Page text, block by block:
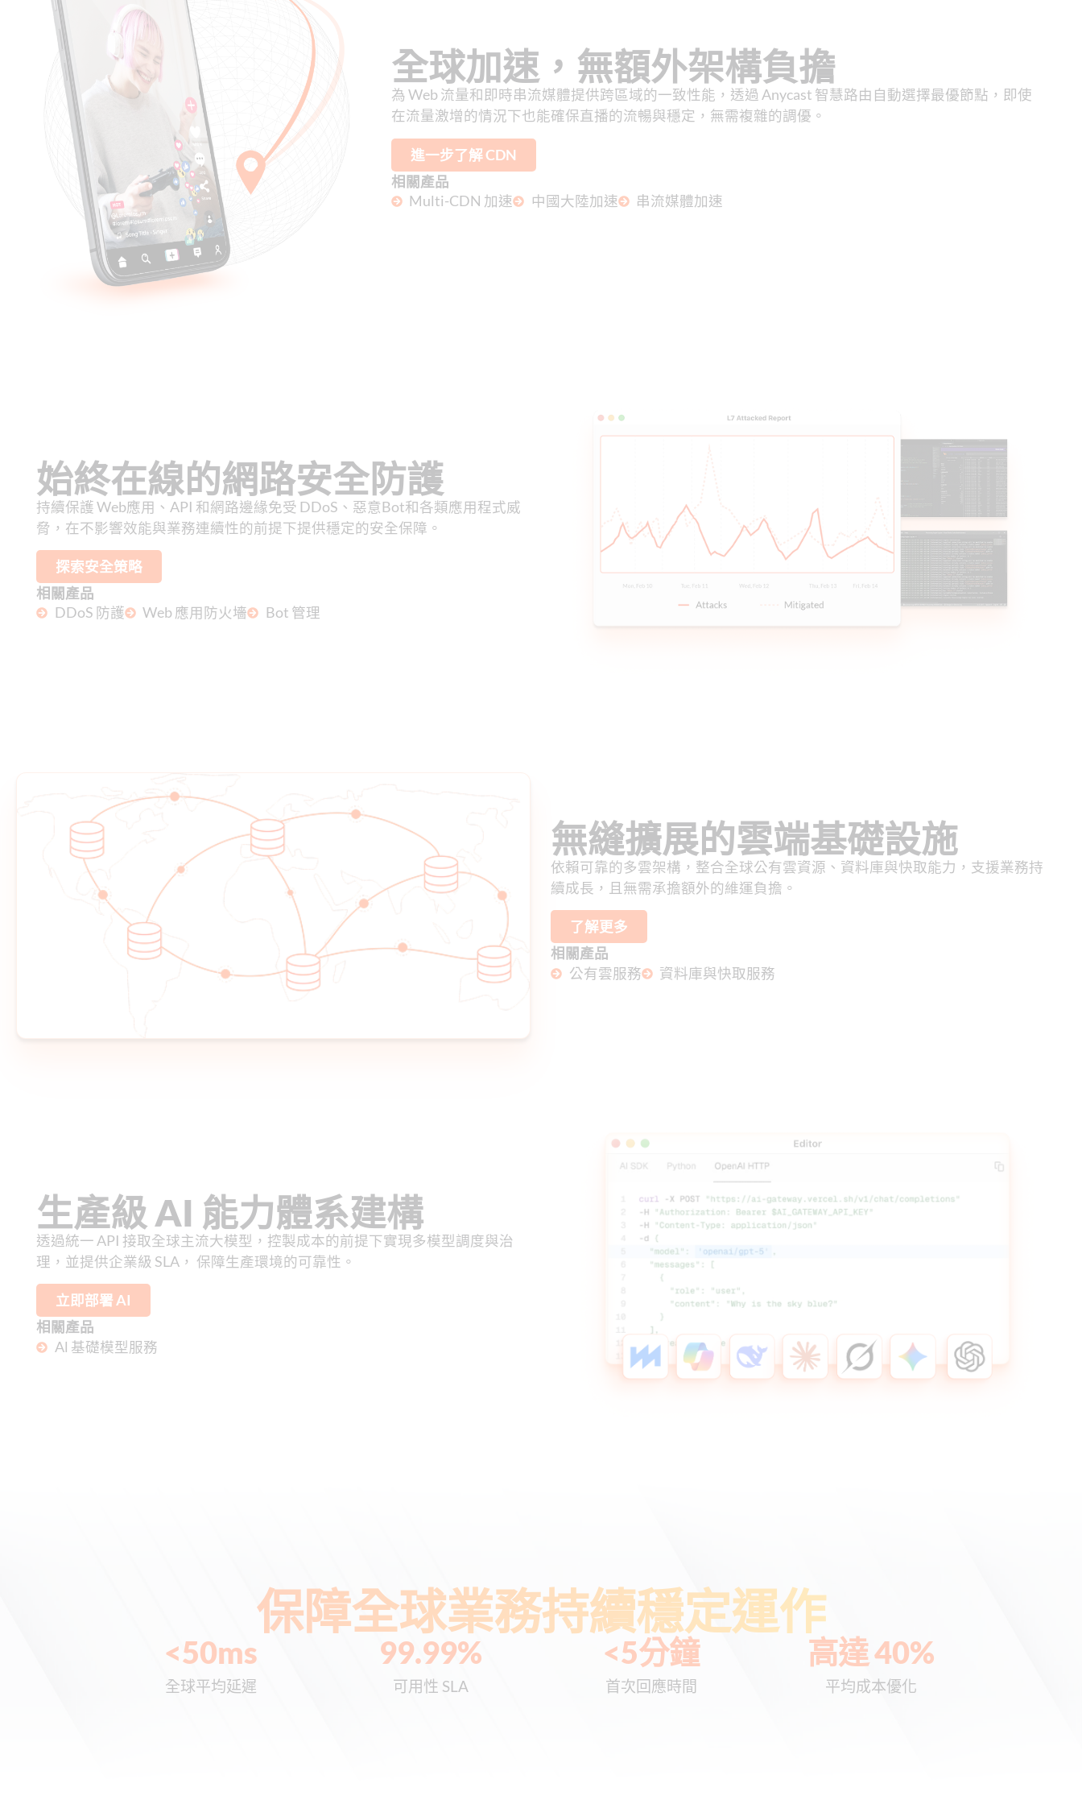
全球加速，無額外架構負擔
為 Web 流量和即時串流媒體提供跨區域的一致性能，透過 Anycast 智慧路由自動選擇最優節點，即使
在流量激增的情況下也能確保直播的流暢與穩定，無需複雜的調優。
進一步了解 CDN
相關產品
Multi-CDN 加速
中國大陸加速 串流媒體加速
始終在線的網路安全防護
持續保護 Web應用、API 和網路邊緣免受 DDoS、惡意Bot和各類應用程式威
脅，在不影響效能與業務連續性的前提下提供穩定的安全保障。
探索安全策略
相關產品
DDoS 防護
Web 應用防火墻 Bot 管理
無縫擴展的雲端基礎設施
依賴可靠的多雲架構，整合全球公有雲資源、資料庫與快取能力，支援業務持
續成長，且無需承擔額外的維運負擔。
了解更多
相關產品
公有雲服務
資料庫與快取服務
生產級 AI 能力體系建構
透過統一 API 接取全球主流大模型，控製成本的前提下實現多模型調度與治
理，並提供企業級 SLA， 保障生產環境的可靠性。
立即部署 AI
相關產品
Al 基礎模型服務
保障全球業務持續穩定運作
全球平均延遲
<50ms
可用性 SLA
99.99%
首次回應時間
<5分鐘
平均成本優化
高達 40%